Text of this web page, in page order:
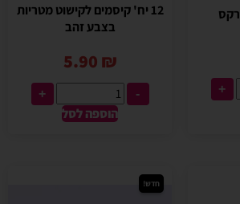
+
12 יח' קיסמים לקישוט מטריות
בצבע זהב
5.90 ₪
-
+
הוספה לסל
חדש!